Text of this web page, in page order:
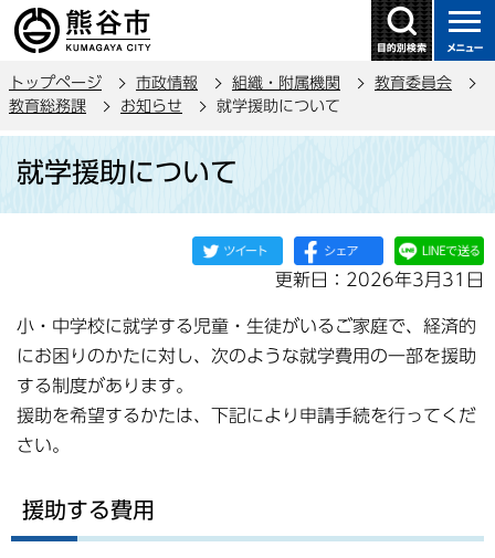
の
ー
トップページ 市政情報 組織・附属機関
教育委員会
教育総務課
お知らせ 就学援助について
就学援助について
更新日：2026年3月31日
小・中学校に就学する児童・生徒がいるご家庭で、経済的
にお困りのかたに対し、次のような就学費用の一部を援助
する制度があります。
援助を希望するかたは、下記により申請手続を行ってくだ
さい。
援助する費用